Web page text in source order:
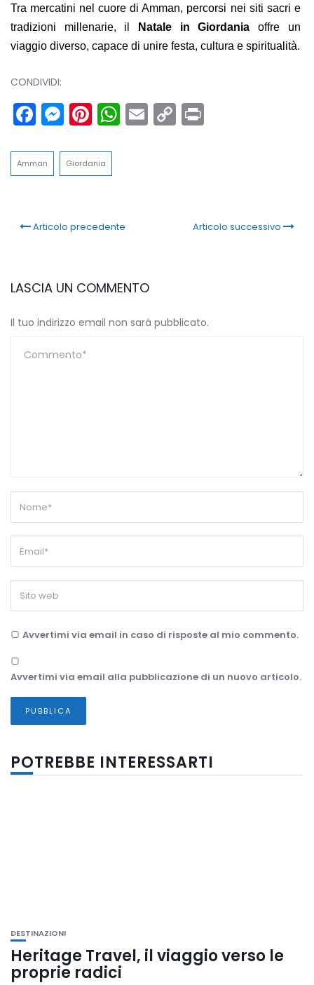
Tra mercatini nel cuore di Amman, percorsi nei siti sacri e
tradizioni millenarie, il
Natale in Giordania offre un
viaggio diverso, capace di unire festa, cultura e spiritualità.
CONDIVIDI:
Facebook
Messenger
Pinterest
WhatsApp
Email
Copy
Amman Giordania
Articolo precedente Articolo successivo
LASCIA UN COMMENTO
Il tuo indirizzo email non sarà pubblicato.
Avvertimi via email in caso di risposte al mio commento.
Avvertimi via email alla pubblicazione di un nuovo articolo.
POTREBBE INTERESSARTI
DESTINAZIONI
Heritage Travel, il viaggio verso le
proprie radici